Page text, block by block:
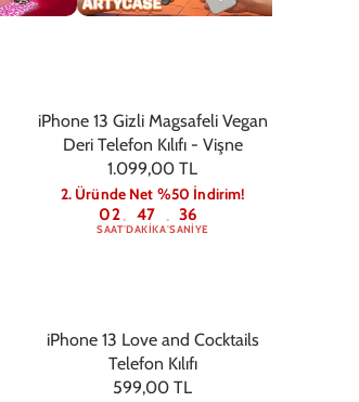
iPhone 13 Gizli Magsafeli Vegan
Deri Telefon Kılıfı - Vişne
1.099,00 TL
2. Üründe Net %50 İndirim!
02
SAAT: 47
DAKIKA: 36
SANIYE
iPhone 13 Love and Cocktails
Telefon Kılıfı
599,00 TL